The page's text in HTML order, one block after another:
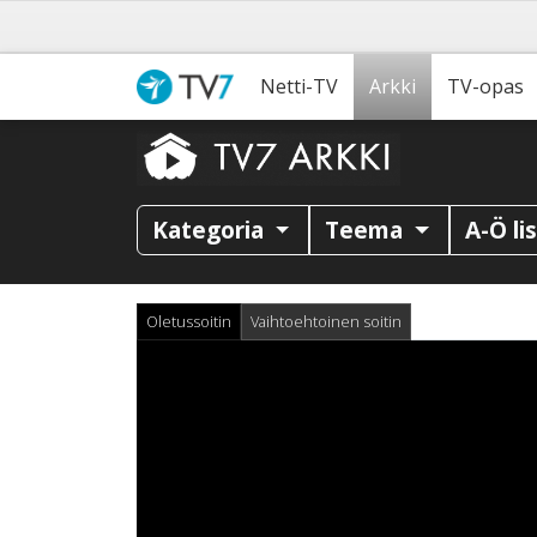
Netti-TV Arkki TV-opas
Kategoria Teema A-Ö
Oletussoitin Vaihtoehtoinen soitin